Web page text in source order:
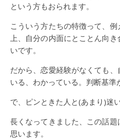
という方もおられます。
こういう方たちの特徴って、
上、自分の内面にとことん向
いです。
だから、恋愛経験がなくても
いる、わかっている。判断基準
で、ピンときた人と(あまり)迷
長くなってきました、この話
思います。